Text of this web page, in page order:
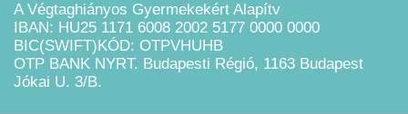
A Végtaghiányos Gyermekekért Alapítv
IBAN: HU25 1171 6008 2002 5177 0000 0000
BIC(SWIFT)KÓD: OTPVHUHB
OTP BANK NYRT. Budapesti Régió, 1163 Budapest
Jókai U. 3/B.